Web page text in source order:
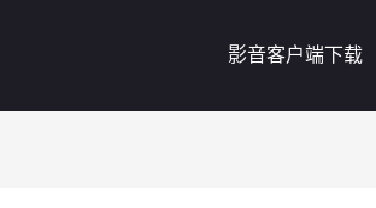
影音客户端下载